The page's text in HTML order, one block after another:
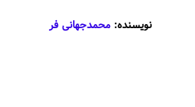
نویسنده: محمدجهانی فر